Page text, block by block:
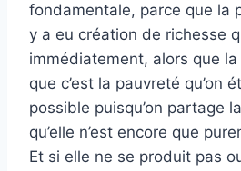
fondamentale, parce que la
y a eu création de richesse
immédiatement, alors que
que c’est la pauvreté qu’on
possible puisqu’on partage
qu’elle n’est encore que
Et si elle ne se produit pas